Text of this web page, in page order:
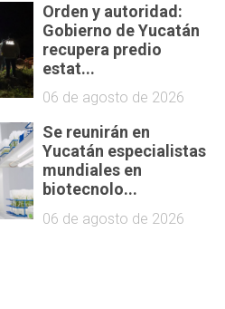
Orden y autoridad:
Gobierno de Yucatán
recupera predio
estat...
06 de agosto de 2026
Se reunirán en
Yucatán especialistas
mundiales en
biotecnolo...
06 de agosto de 2026